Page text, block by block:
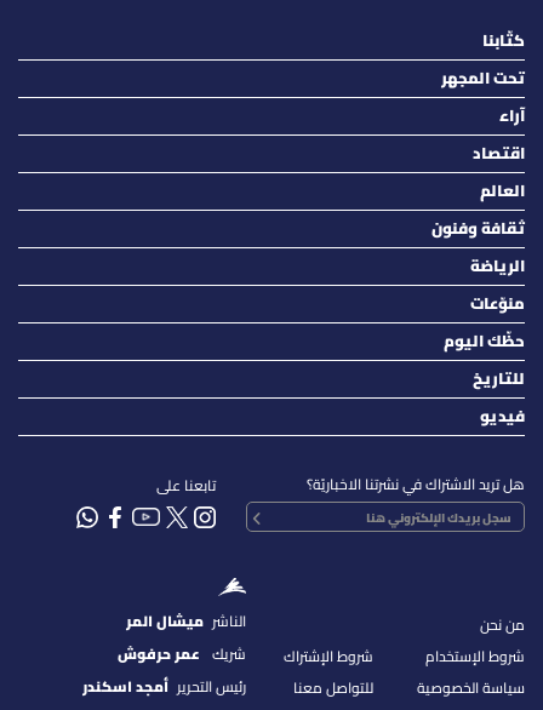
كتّابنا
تحت المجهر
آراء
اقتصاد
العالم
ثقافة وفنون
الرياضة
منوّعات
حظّك اليوم
للتاريخ
فيديو
هل تريد الاشتراك في نشرتنا الاخباريّة؟ تابعنا على
من نحن
شروط الإستخدام
سياسة الخصوصية
شروط الإشتراك
للتواصل معنا
الناشر ميشال المر
شريك عمر حرفوش
رئيس التحرير أمجد اسكندر